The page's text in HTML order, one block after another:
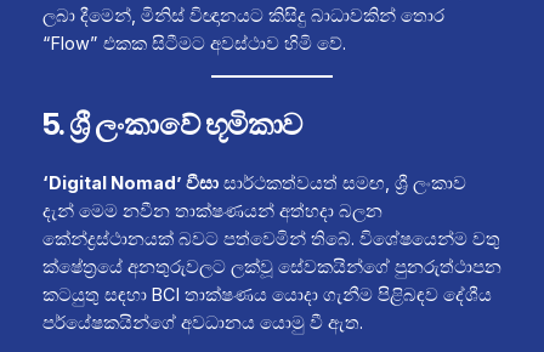
ලබා දීමෙන්, මිනිස් විඥානයට කිසිදු බාධාවකින් තොර
“Flow” එකක සිටීමට අවස්ථාව හිමි වේ.
5. ශ්‍රී ලංකාවේ භූමිකාව
‘Digital Nomad’ වීසාසාර්ථකත්වයත් සමඟ, ශ්‍රී ලංකාව
දැන් මෙම නවීන තාක්ෂණයන් අත්හදා බලන
කේන්ද්‍රස්ථානයක් බවට පත්වෙමින් තිබේ. විශේෂයෙන්ම වතු
ක්ෂේත්‍රයේ අනතුරුවලට ලක්වූ සේවකයින්ගේ පුනරුත්ථාපන
කටයුතු සඳහා BCI තාක්ෂණය යොදා ගැනීම පිළිබඳව දේශීය
පර්යේෂකයින්ගේ අවධානය යොමු වී ඇත.